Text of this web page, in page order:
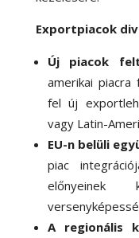
Exportpiacok
Új piacok
amerikai piacra
fel új
vagy Latin-
EU-n belüli
piac
előnyeinek
A regionális